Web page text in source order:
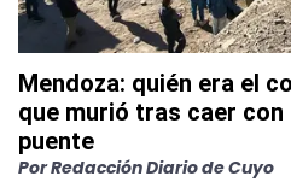
Mendoza: quién era el
que murió tras caer
puente
PorRedacción Diario de Cuyo